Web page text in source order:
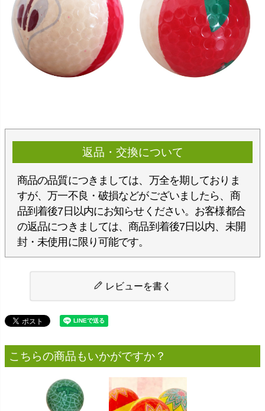
返品・交換について
商品の品質につきましては、万全を期しておりま
すが、万一不良・破損などがございましたら、商
品到着後7日以内にお知らせください。お客様都合
の返品につきましては、商品到着後7日以内、未開
封・未使用に限り可能です。
レビューを書く
こちらの商品もいかがですか？